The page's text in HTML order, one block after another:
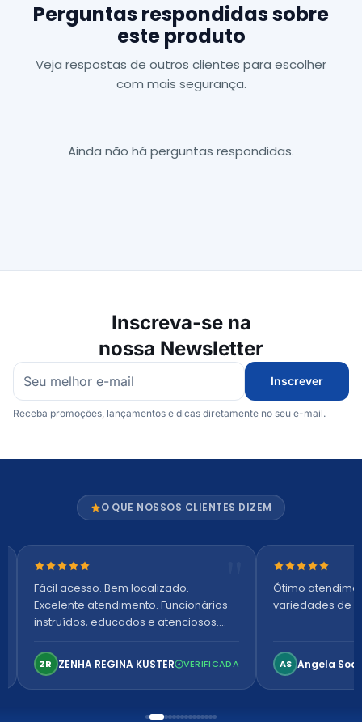
Perguntas respondidas sobre
este produto
Veja respostas de outros clientes para escolher
com mais segurança.
Ainda não há perguntas respondidas.
Inscreva-se na
nossa Newsletter
Inscrever
Receba promoções, lançamentos e dicas diretamente no seu e-mail.
O QUE NOSSOS CLIENTES DIZEM
Nota 5 de 5 estrelas
Fácil acesso. Bem localizado.
Excelente atendimento. Funcionários
instruídos, educados e atenciosos.
confortável. Perfeito!
ZR ZENHA REGINA KUSTER VERIFICADA
Nota 5 de 5
Ótimo
variedades de
AS Angela